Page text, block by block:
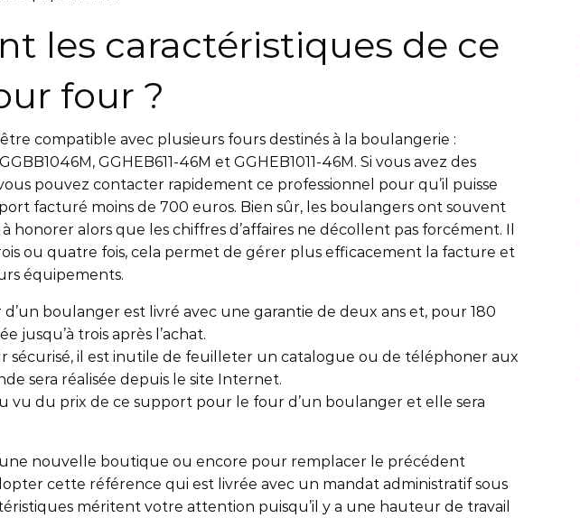
les caractéristiques de ce
four ?
compatible avec plusieurs fours destinés à la boulangerie :
GGHEB611-46M et GGHEB1011-46M. Si vous avez des
pouvez contacter rapidement ce professionnel pour qu’il puisse
facturé moins de 700 euros. Bien sûr, les boulangers ont souvent
honorer alors que les chiffres d’affaires ne décollent pas forcément. Il
ou quatre fois, cela permet de gérer plus efficacement la facture et
équipements.
boulanger est livré avec une garantie de deux ans et, pour 180
jusqu’à trois après l’achat.
sécurisé, il est inutile de feuilleter un catalogue ou de téléphoner aux
sera réalisée depuis le site Internet.
vu du prix de ce support pour le four d’un boulanger et elle sera
nouvelle boutique ou encore pour remplacer le précédent
cette référence qui est livrée avec un mandat administratif sous
méritent votre attention puisqu’il y a une hauteur de travail